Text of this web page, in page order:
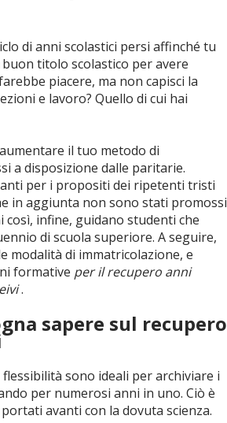
di anni scolastici persi affinché tu
titolo scolastico per avere
piacere, ma non capisci la
e lavoro? Quello di cui hai
il tuo metodo di
a disposizione dalle paritarie.
per i propositi dei ripetenti tristi
in aggiunta non sono stati promossi
così, infine, guidano studenti che
di scuola superiore. A seguire,
modalità di immatricolazione, e
formative per il recupero anni
.
sapere sul recupero
sono ideali per archiviare i
per numerosi anni in uno. Ciò è
avanti con la dovuta scienza.